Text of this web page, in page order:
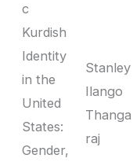
c
Kurdish
Identity
in the
United
States:
Gender,
Stanley
Ilango
Thanga
raj